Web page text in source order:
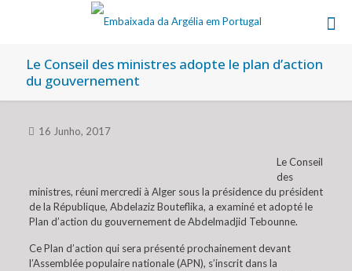
Le Conseil des ministres adopte le plan d’action
du gouvernement
16 Junho, 2017
Le Conseil
des
ministres, réuni mercredi à Alger sous la présidence du président
de la République, Abdelaziz Bouteflika, a examiné et adopté le
Plan d’action du gouvernement de Abdelmadjid Tebounne.
Ce Plan d’action qui sera présenté prochainement devant
l’Assemblée populaire nationale (APN), s’inscrit dans la